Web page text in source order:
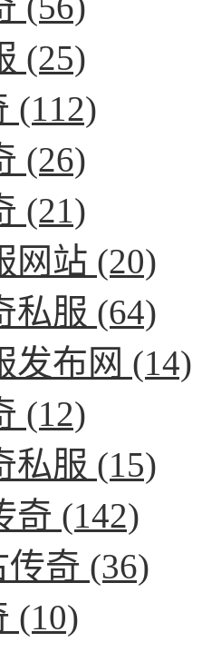
(25)
(112)
(26)
(21)
网站 (20)
私服 (64)
发布网 (14)
(12)
私服 (15)
奇 (142)
传奇 (36)
(10)